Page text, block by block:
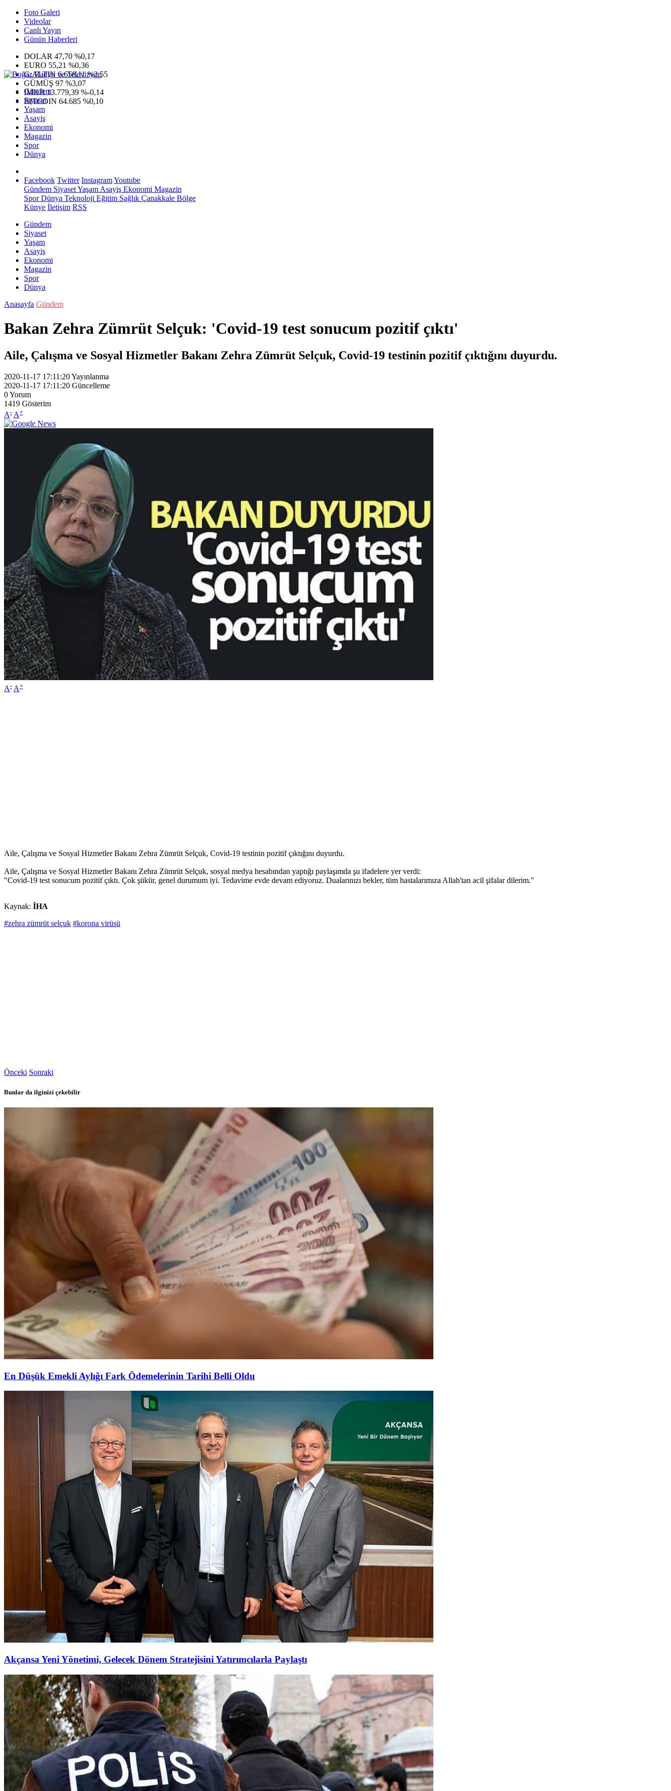
Foto Galeri
Videolar
Canlı Yayın
Günün Haberleri
DOLAR 47,70 %0,17
EURO 55,21 %0,36
G.ALTIN6.658,11 %2,55
GÜMÜŞ 97 %3,07
IMKB13.779,39 %-0,14
BITCOIN 64.685 %0,10
Gündem
Siyaset
Yaşam
Asayiş
Ekonomi
Magazin
Spor
Dünya
Facebook Twitter InstagramYoutube
Gündem SiyasetYaşam Asayiş Ekonomi Magazin
SporDünya Teknoloji Eğitim Sağlık Çanakkale Bölge
Künye İletişim RSS
Gündem
Siyaset
Yaşam
Asayiş
Ekonomi
Magazin
Spor
Dünya
Anasayfa Gündem
Bakan Zehra Zümrüt Selçuk: 'Covid-19 test sonucum pozitif çıktı'
Aile, Çalışma ve Sosyal Hizmetler Bakanı Zehra Zümrüt Selçuk, Covid-19 testinin pozitif çıktığını duyurdu.
2020-11-17 17:11:20Yayınlanma
2020-11-17 17:11:20 Güncelleme
0Yorum
1419 Gösterim
A- A+
A- A+
Aile, Çalışma ve Sosyal Hizmetler Bakanı Zehra Zümrüt Selçuk, Covid-19 testinin pozitif çıktığını duyurdu.
Aile, Çalışma ve Sosyal Hizmetler Bakanı Zehra Zümrüt Selçuk, sosyal medya hesabından yaptığı paylaşımda şu ifadelere yer verdi:
"Covid-19 test sonucum pozitif çıktı. Çok şükür, genel durumum iyi. Tedavime evde devam ediyoruz. Dualarınızı bekler, tüm hastalarımıza Allah'tan acil şifalar dilerim."
Kaynak: İHA
#zehra zümrüt selçuk #korona virüsü
Önceki Sonraki
Bunlar da ilginizi çekebilir
En Düşük Emekli Aylığı Fark Ödemelerinin Tarihi Belli Oldu
Akçansa Yeni Yönetimi, Gelecek Dönem Stratejisini Yatırımcılarla Paylaştı